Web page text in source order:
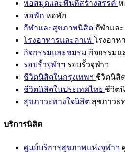
หอสมุดและพื้นที่สร้างสรรค์ ห
หอพัก หอพัก
กีฬาและสุขภาพนิสิต กีฬาแล
โรงอาหารและคาเฟ่ โรงอาห
กิจกรรมและชมรม กิจกรรมแ
รอบรั้วจุฬาฯ รอบรั้วจุฬาฯ
ชีวิตนิสิตในกรุงเทพฯ ชีวิตนิสิ
ชีวิตนิสิตในประเทศไทย ชีวิต
สุขภาวะทางใจนิสิต สุขภาวะ
บริการนิสิต
ศูนย์บริการสุขภาพแห่งจุฬาฯ